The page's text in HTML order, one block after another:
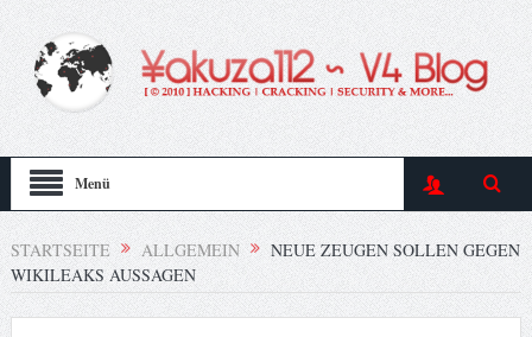
Menü
STARTSEITE ALLGEMEIN
NEUE ZEUGEN SOLLEN GEGEN
WIKILEAKS AUSSAGEN